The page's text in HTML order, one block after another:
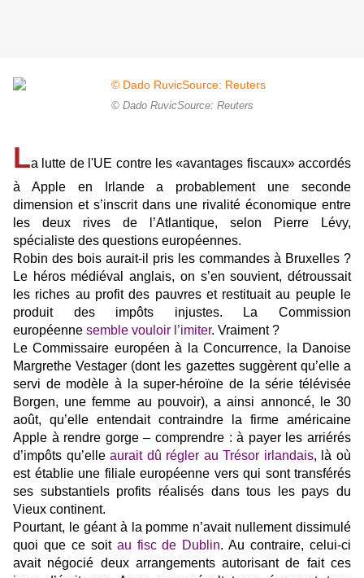
© Dado RuvicSource: Reuters
La lutte de l'UE contre les «avantages fiscaux» accordés
à Apple en Irlande a probablement une seconde
dimension et s’inscrit dans une rivalité économique entre
les deux rives de l’Atlantique, selon Pierre Lévy,
spécialiste des questions européennes.
Robin des bois aurait-il pris les commandes à Bruxelles ?
Le héros médiéval anglais, on s’en souvient, détroussait
les riches au profit des pauvres et restituait au peuple le
produit des impôts injustes. La Commission
européenne semble vouloir l’imiter. Vraiment ?
Le Commissaire européen à la Concurrence, la Danoise
Margrethe Vestager (dont les gazettes suggèrent qu’elle a
servi de modèle à la super-héroïne de la série télévisée
Borgen, une femme au pouvoir), a ainsi annoncé, le 30
août, qu’elle entendait contraindre la firme américaine
Apple à rendre gorge – comprendre : à payer les arriérés
d’impôts qu’elleaurait dû régler au Trésor irlandais, là où
est établie une filiale européenne vers qui sont transférés
ses substantiels profits réalisés dans tous les pays du
Vieux continent.
Pourtant, le géant à la pomme n’avait nullement dissimulé
quoi que ce soit au fisc de Dublin. Au contraire, celui-ci
avait négocié deux arrangements autorisant de fait ces